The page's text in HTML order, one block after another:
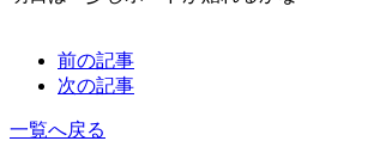
前の記事
次の記事
一覧へ戻る